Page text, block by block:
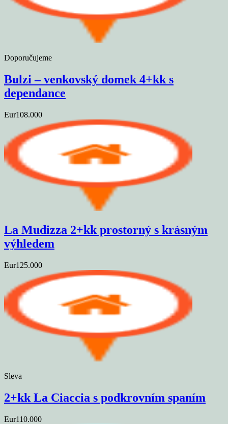
Doporučujeme
Bulzi – venkovský domek 4+kk s
dependance
Eur108.000
La Mudizza 2+kk prostorný s krásným
výhledem
Eur125.000
Sleva
2+kk La Ciaccia s podkrovním spaním
Eur110.000